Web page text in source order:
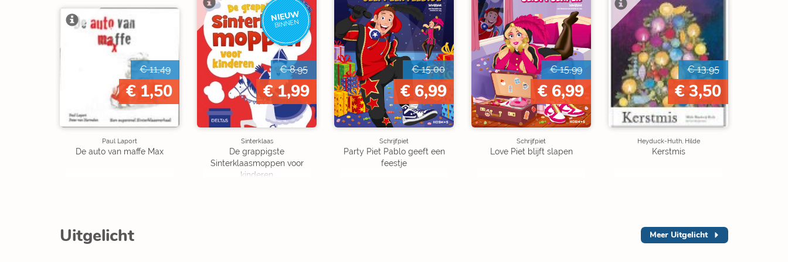
€ 11,49
€ 1,50
Paul Laport
De auto van maffe Max
NIEUW
BINNEN
€ 8,95
€ 1,99
Sinterklaas
De grappigste
Sinterklaasmoppen voor
kinderen
€ 15,00
€ 6,99
Schrijfpiet
Party Piet Pablo geeft een
feestje
€ 15,99
€ 6,99
Schrijfpiet
Love Piet blijft slapen
€ 13,95
€ 3,50
Heyduck-Huth, Hilde
Kerstmis
Uitgelicht Meer Uitgelicht